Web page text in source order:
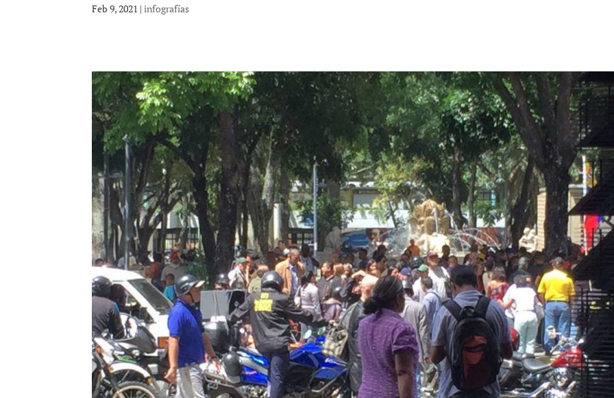
Feb 9, 2021 |infografías